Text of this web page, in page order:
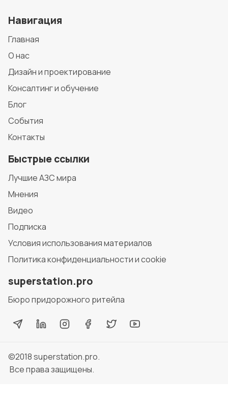
Навигация
Главная
О нас
Дизайн и проектирование
Консалтинг и обучение
Блог
События
Контакты
Быстрые ссылки
Лучшие АЗС мира
Мнения
Видео
Подписка
Условия использования материалов
Политика конфиденциальности и cookie
superstation.pro
Бюро придорожного ритейла
©2018superstation.pro.
Все права защищены.